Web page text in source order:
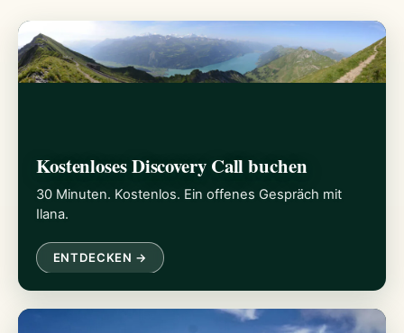
Kostenloses Discovery Call buchen
30 Minuten. Kostenlos. Ein offenes Gespräch mit
Ilana.
ENTDECKEN →